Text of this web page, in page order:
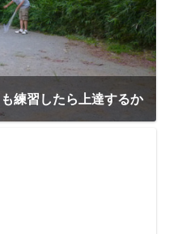
練習したら上達するか